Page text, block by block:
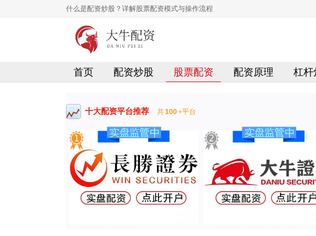
什么是配资炒股？详解股票配资模式与操作流程
首页 配资炒股 股票配资 配资原理 杠杆
十大配资平台推荐 共100+平台